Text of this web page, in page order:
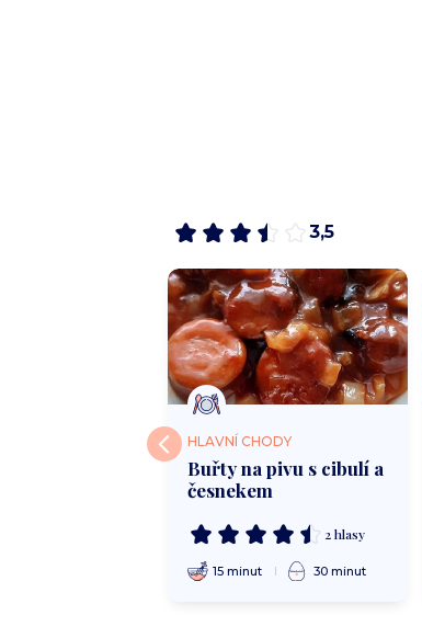
3,5
HLAVNÍ CHODY
Buřty na pivu s cibulí a
česnekem
2 hlasy
15 minut 30 minut